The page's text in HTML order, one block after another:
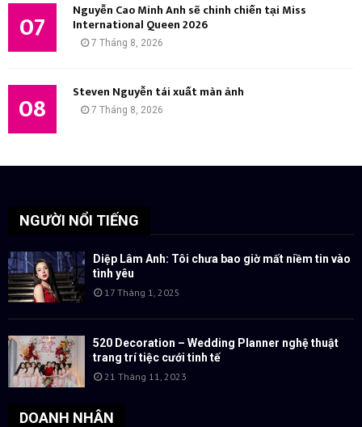
07 Nguyễn Cao Minh Anh sẽ chinh chiến tại Miss
International Queen 2026
7 Tháng 8, 2026
08 Steven Nguyễn tái xuất màn ảnh
7 Tháng 8, 2026
NGƯỜI NỔI TIẾNG
Diệp Lâm Anh: Tôi chưa bao giờ mất niềm tin vào
tình yêu
17 Tháng 1, 2025
520 Decoration – Wedding Planner nghệ thuật
trang trí tiệc cưới tinh tế
21 Tháng 11, 2023
DOANH NHÂN